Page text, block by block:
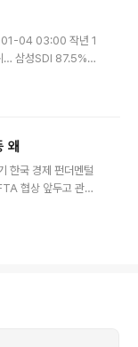
04 03:00 작년 1
… 삼성SDI 87.5%
늘리며 톱3로 뛰어
왜
한국 경제 펀더멘털
협상 앞두고 관망
..